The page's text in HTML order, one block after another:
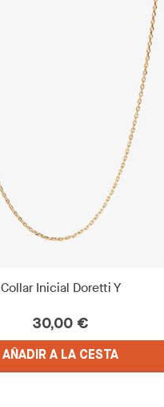
Collar Inicial Doretti Y
30,00 €
AÑADIR A LA CESTA